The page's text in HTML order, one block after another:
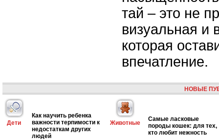
тай – это не
визуальная и
которая
впечатление.
НОВЫЕ
Дети
Как научить ребенка
важности терпимости к
недостаткам других
людей
Животные
Самые ласковые
породы кошек: для тех,
кто любит нежность